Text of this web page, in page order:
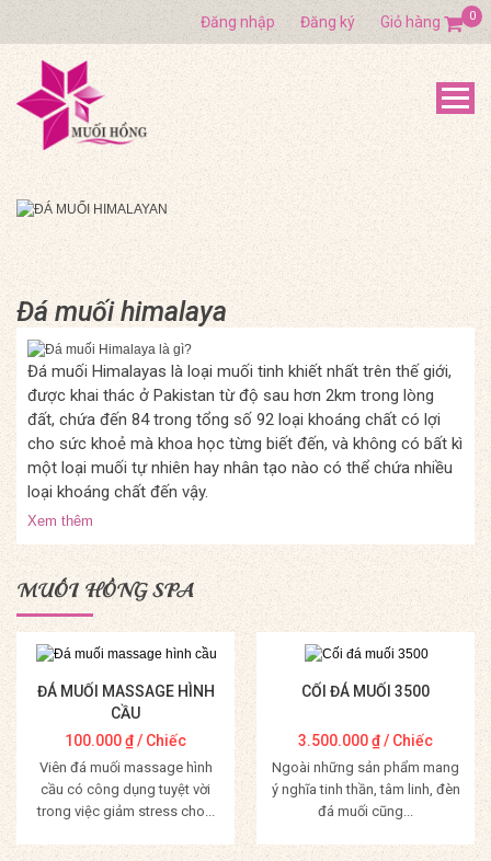
Đăng nhập Đăng ký Giỏ hàng 0
Đá muối himalaya
Đá muối Himalayas là loại muối tinh khiết nhất trên thế giới,
được khai thác ở Pakistan từ độ sau hơn 2km trong lòng
đất, chứa đến 84 trong tổng số 92 loại khoáng chất có lợi
cho sức khoẻ mà khoa học từng biết đến, và không có bất kì
một loại muối tự nhiên hay nhân tạo nào có thể chứa nhiều
loại khoáng chất đến vậy.
Xem thêm
MUỐI HỒNG SPA
ĐÁ MUỐI MASSAGE HÌNH
CẦU
100.000₫/ Chiếc
Viên đá muối massage hình
cầu có công dụng tuyệt vời
trong việc giảm stress cho...
Mua Hàng
CỐI ĐÁ MUỐI 3500
3.500.000₫/ Chiếc
Ngoài những sản phẩm mang
ý nghĩa tinh thần, tâm linh, đèn
đá muối cũng...
Mua Hàng